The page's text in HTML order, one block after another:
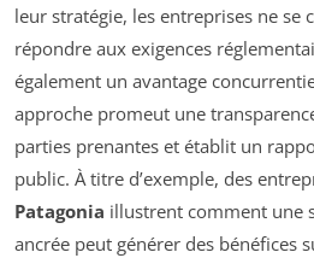
leur stratégie, les entreprises ne se
répondre aux exigences
également un avantage
approche promeut une
parties prenantes et établit un
public. À titre d’exemple, des
Patagonia illustrent comment une
ancrée peut générer des bénéfices